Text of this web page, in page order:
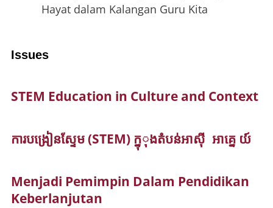
Hayat dalam Kalangan Guru Kita
Issues
STEM Education in Culture and Context
ការបង្រៀនស្ទែម (STEM) ក្នុុងតំបន់អាស៊ី អាគ្នេ យ៍
Menjadi Pemimpin Dalam Pendidikan
Keberlanjutan